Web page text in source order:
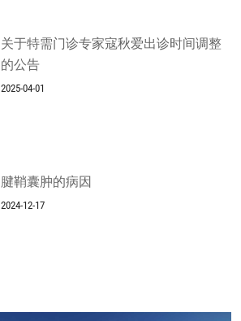
关于特需门诊专家寇秋爱出诊时间调整
的公告
2025-04-01
腱鞘囊肿的病因
2024-12-17